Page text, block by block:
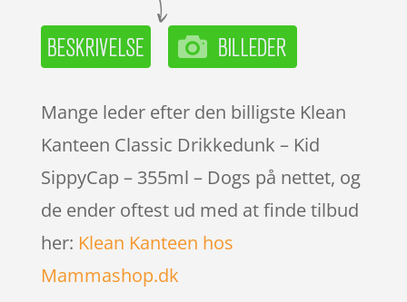
Mange leder efter den billigste Klean
Kanteen Classic Drikkedunk – Kid
SippyCap – 355ml – Dogs på nettet, og
de ender oftest ud med at finde tilbud
her: Klean Kanteen hos
Mammashop.dk